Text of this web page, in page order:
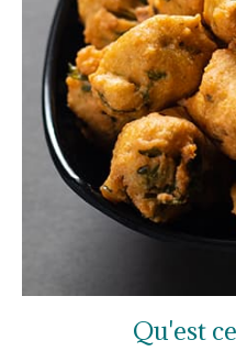
Qu'est